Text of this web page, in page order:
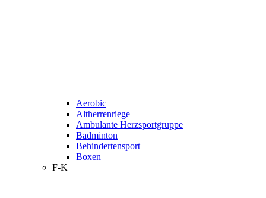
Aerobic
Altherrenriege
Ambulante Herzsportgruppe
Badminton
Behindertensport
Boxen
F-K